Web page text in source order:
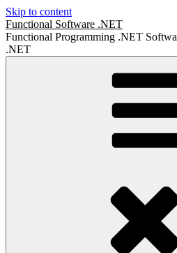
Skip to content
Functional Software .NET
Functional Programming .NET
.NET